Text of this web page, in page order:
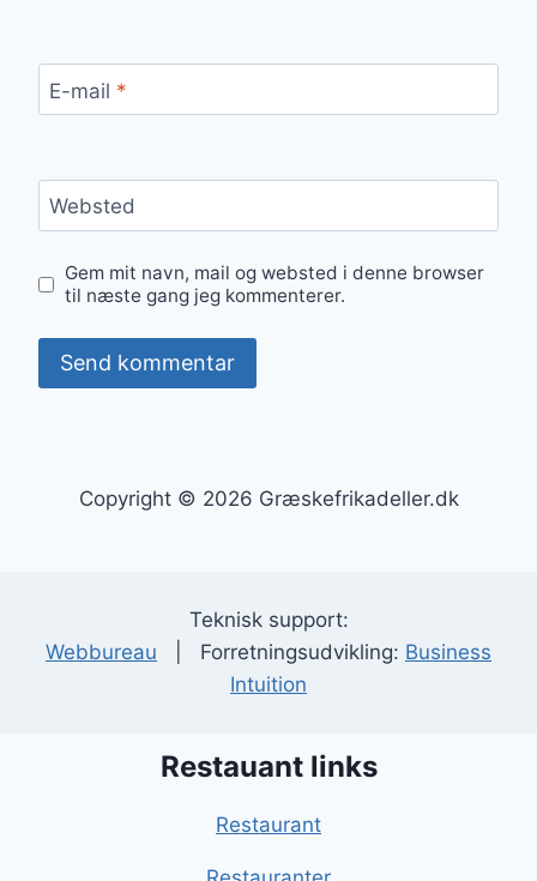
E-mail *
Websted
Gem mit navn, mail og websted i denne browser
til næste gang jeg kommenterer.
Copyright © 2026 Græskefrikadeller.dk
Teknisk support:
Webbureau | Forretningsudvikling: Business
Intuition
Restauant links
Restaurant